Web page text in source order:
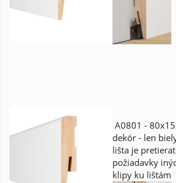
A0801 -
dekór - len
lišta je
požiadavky
klipy ku lištám